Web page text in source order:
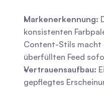
Markenerkennung:
konsistenten
Content-Stils macht
überfüllten Feed
Vertrauensaufbau:
gepflegtes